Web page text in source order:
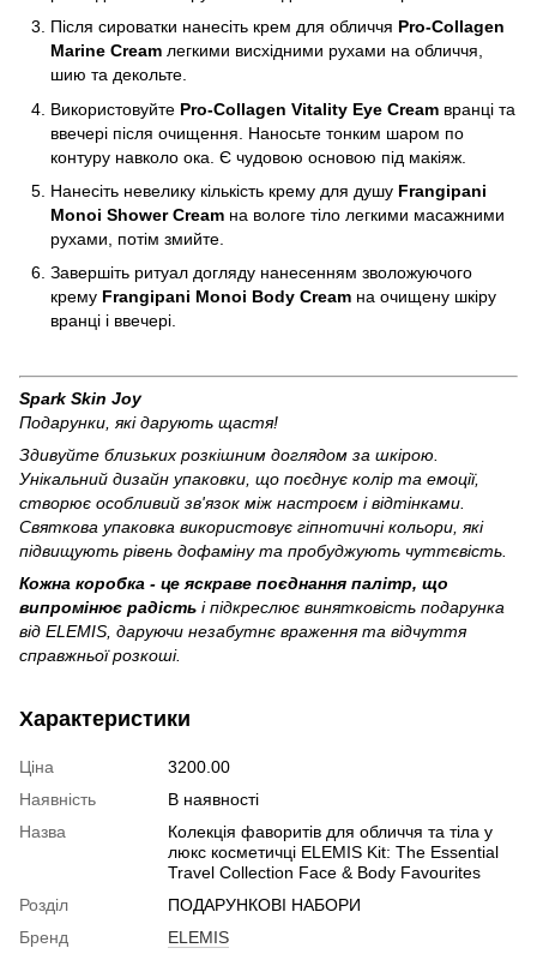
Після сироватки нанесіть крем для обличчя Pro-Collagen
Marine Cream легкими висхідними рухами на обличчя,
шию та декольте.
Використовуйте Pro-Collagen Vitality Eye Cream вранці та
ввечері після очищення. Наносьте тонким шаром по
контуру навколо ока. Є чудовою основою під макіяж.
Нанесіть невелику кількість крему для душу Frangipani
Monoi Shower Cream на вологе тіло легкими масажними
рухами, потім змийте.
Завершіть ритуал догляду нанесенням зволожуючого
крему Frangipani Monoi Body Cream на очищену шкіру
вранці і ввечері.
Spark Skin Joy
Подарунки, які дарують щастя!
Здивуйте близьких розкішним доглядом за шкірою.
Унікальний дизайн упаковки, що поєднує колір та емоції,
створює особливий зв'язок між настроєм і відтінками.
Святкова упаковка використовує гіпнотичні кольори, які
підвищують рівень дофаміну та пробуджують чуттєвість.
Кожна коробка - це яскраве поєднання палітр, що
випромінює радість і підкреслює винятковість подарунка
від ELEMIS, даруючи незабутнє враження та відчуття
справжньої розкоші.
Характеристики
Ціна
3200.00
Наявність
В наявності
Назва
Колекція фаворитів для обличчя та тіла у
люкс косметичці ELEMIS Kit: The Essential
Travel Collection Face & Body Favourites
Розділ
ПОДАРУНКОВІ НАБОРИ
Бренд
ELEMIS